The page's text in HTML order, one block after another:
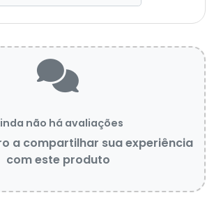
não há avaliações
a compartilhar sua experiência
com este produto